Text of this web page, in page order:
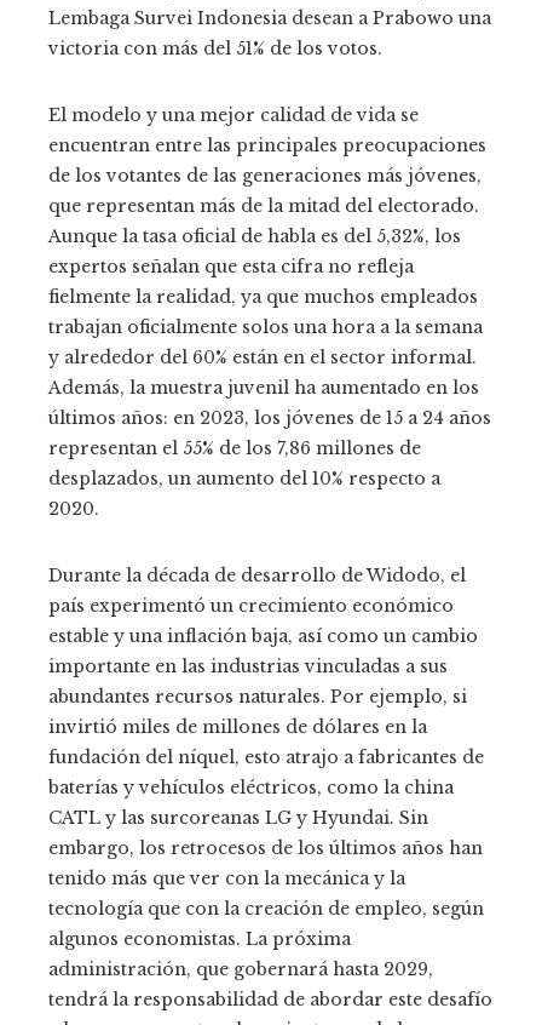
Lembaga Survei Indonesia desean a Prabowo una
victoria con más del 51% de los votos.
El modelo y una mejor calidad de vida se
encuentran entre las principales preocupaciones
de los votantes de las generaciones más jóvenes,
que representan más de la mitad del electorado.
Aunque la tasa oficial de habla es del 5,32%, los
expertos señalan que esta cifra no refleja
fielmente la realidad, ya que muchos empleados
trabajan oficialmente solos una hora a la semana
y alrededor del 60% están en el sector informal.
Además, la muestra juvenil ha aumentado en los
últimos años: en 2023, los jóvenes de 15 a 24 años
representan el 55% de los 7,86 millones de
desplazados, un aumento del 10% respecto a
2020.
Durante la década de desarrollo de Widodo, el
país experimentó un crecimiento económico
estable y una inflación baja, así como un cambio
importante en las industrias vinculadas a sus
abundantes recursos naturales. Por ejemplo, si
invirtió miles de millones de dólares en la
fundación del níquel, esto atrajo a fabricantes de
baterías y vehículos eléctricos, como la china
CATL y las surcoreanas LG y Hyundai. Sin
embargo, los retrocesos de los últimos años han
tenido más que ver con la mecánica y la
tecnología que con la creación de empleo, según
algunos economistas. La próxima
administración, que gobernará hasta 2029,
tendrá la responsabilidad de abordar este desafío